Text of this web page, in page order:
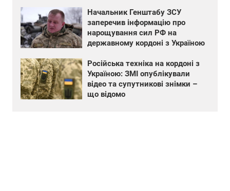
Начальник Генштабу ЗСУ
заперечив інформацію про
нарощування сил РФ на
державному кордоні з Україною
Російська техніка на кордоні з
Україною: ЗМІ опублікували
відео та супутникові знімки –
що відомо